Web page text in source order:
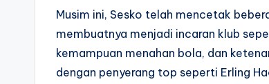
Musim ini, Sesko telah mencetak
membuatnya menjadi incaran klub
kemampuan menahan bola, dan
dengan penyerang top seperti Erling